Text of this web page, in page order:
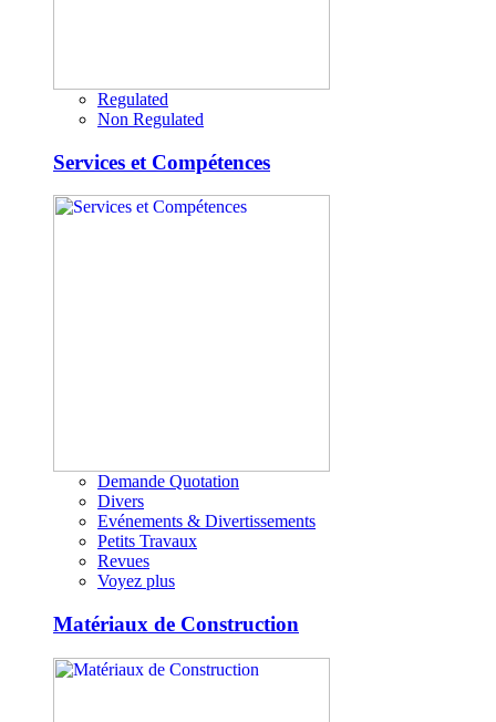
Regulated
Non Regulated
Services et Compétences
Demande Quotation
Divers
Evénements & Divertissements
Petits Travaux
Revues
Voyez plus
Matériaux de Construction